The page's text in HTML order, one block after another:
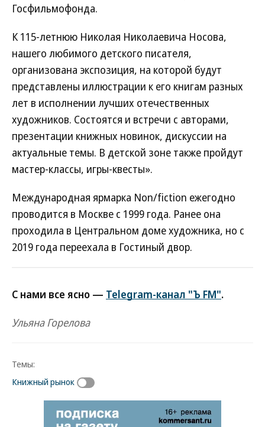
Госфильмофонда.
К 115-летнюю Николая Николаевича Носова,
нашего любимого детского писателя,
организована экспозиция, на которой будут
представлены иллюстрации к его книгам разных
лет в исполнении лучших отечественных
художников. Состоятся и встречи с авторами,
презентации книжных новинок, дискуссии на
актуальные темы. В детской зоне также пройдут
мастер-классы, игры-квесты».
Международная ярмарка Non/fiction ежегодно
проводится в Москве с 1999 года. Ранее она
проходила в Центральном доме художника, но с
2019 года переехала в Гостиный двор.
С нами все ясно — Telegram-канал "Ъ FM".
Ульяна Горелова
Темы:
Книжный рынок